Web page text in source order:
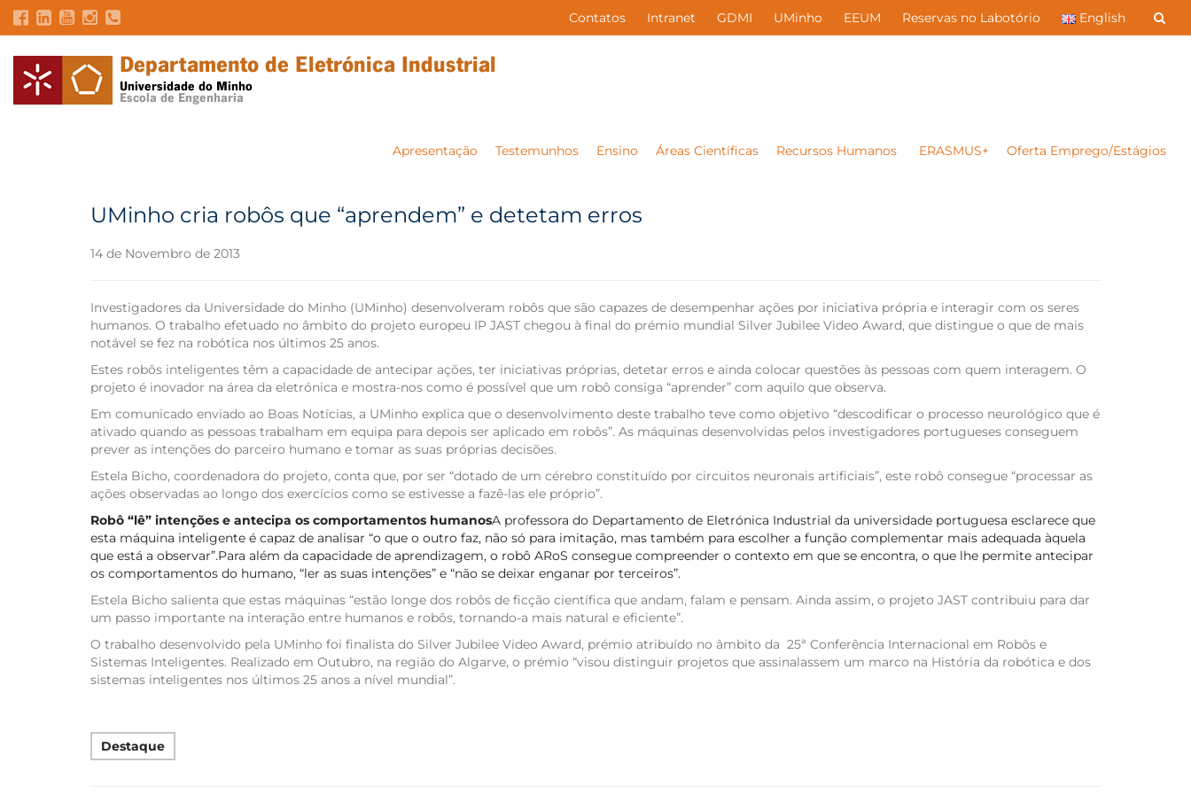
Contatos Intranet GDMI UMinho EEUM Reservas no Labotório English
Apresentação Testemunhos Ensino Áreas Científicas Recursos Humanos ERASMUS+ Oferta Emprego/Estágios
UMinho cria robôs que “aprendem” e detetam erros
14 de Novembro de 2013
Investigadores da Universidade do Minho (UMinho) desenvolveram robôs que são capazes de desempenhar ações por iniciativa própria e interagir com os seres
humanos. O trabalho efetuado no âmbito do projeto europeu IP JAST chegou à final do prémio mundial Silver Jubilee Video Award, que distingue o que de mais
notável se fez na robótica nos últimos 25 anos.
Estes robôs inteligentes têm a capacidade de antecipar ações, ter iniciativas próprias, detetar erros e ainda colocar questões às pessoas com quem interagem. O
projeto é inovador na área da eletrónica e mostra-nos como é possível que um robô consiga “aprender” com aquilo que observa.
Em comunicado enviado ao Boas Notícias, a UMinho explica que o desenvolvimento deste trabalho teve como objetivo “descodificar o processo neurológico que é
ativado quando as pessoas trabalham em equipa para depois ser aplicado em robôs”. As máquinas desenvolvidas pelos investigadores portugueses conseguem
prever as intenções do parceiro humano e tomar as suas próprias decisões.
Estela Bicho, coordenadora do projeto, conta que, por ser “dotado de um cérebro constituído por circuitos neuronais artificiais”, este robô consegue “processar as
ações observadas ao longo dos exercícios como se estivesse a fazê-las ele próprio”.
Robô “lê” intenções e antecipa os comportamentos humanosA professora do Departamento de Eletrónica Industrial da universidade portuguesa esclarece que
esta máquina inteligente é capaz de analisar “o que o outro faz, não só para imitação, mas também para escolher a função complementar mais adequada àquela
que está a observar”.Para além da capacidade de aprendizagem, o robô ARoS consegue compreender o contexto em que se encontra, o que lhe permite antecipar
os comportamentos do humano, “ler as suas intenções” e “não se deixar enganar por terceiros”.
Estela Bicho salienta que estas máquinas “estão longe dos robôs de ficção científica que andam, falam e pensam. Ainda assim, o projeto JAST contribuiu para dar
um passo importante na interação entre humanos e robôs, tornando-a mais natural e eficiente”.
O trabalho desenvolvido pela UMinho foi finalista do Silver Jubilee Video Award, prémio atribuído no âmbito da 25ª Conferência Internacional em Robôs e
Sistemas Inteligentes. Realizado em Outubro, na região do Algarve, o prémio “visou distinguir projetos que assinalassem um marco na História da robótica e dos
sistemas inteligentes nos últimos 25 anos a nível mundial”.
Destaque